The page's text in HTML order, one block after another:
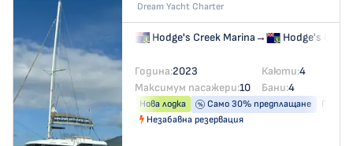
Dream Yacht Charter
Hodge's Creek Marina→ Hodge's
Година:2023 Каюти:4
Максимум пасажери:10 Бани:4
Нова лодка Само 30% предплащане
Незабавна резервация